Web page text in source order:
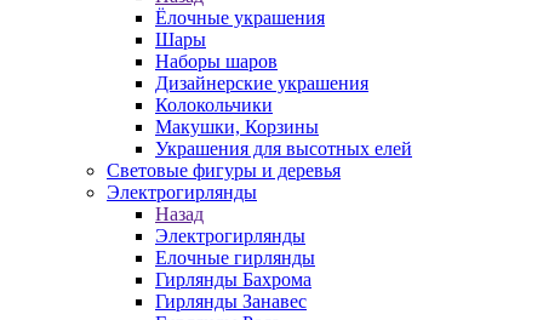
Ёлочные украшения
Шары
Наборы шаров
Дизайнерские украшения
Колокольчики
Макушки, Корзины
Украшения для высотных елей
Световые фигуры и деревья
Электрогирлянды
Назад
Электрогирлянды
Елочные гирлянды
Гирлянды Бахрома
Гирлянды Занавес